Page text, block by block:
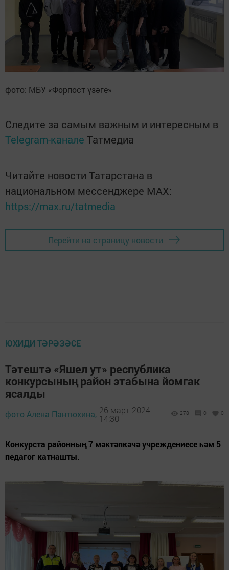
фото: МБУ «Форпост үзәге»
Следите за самым важным и интересным в
Telegram-канале Татмедиа
Читайте новости Татарстана в
национальном мессенджере MАХ:
https://max.ru/tatmedia
Перейти на страницу новости
ЮХИДИ ТӘРӘЗӘСЕ
Тәтештә «Яшел ут» республика
конкурсының район этабына йомгак
ясалды
фото Алена Пантюхина, 26 март 2024 -
14:30
278 0 0
Конкурста районның 7 мәктәпкәчә учреждениесе һәм 5
педагог катнашты.